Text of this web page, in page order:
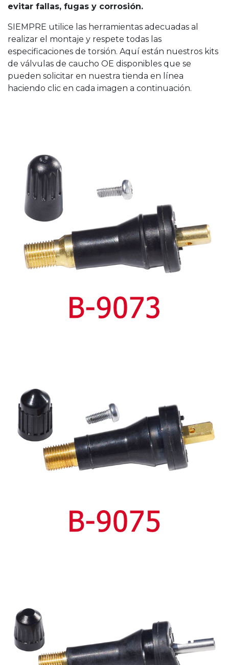
evitar fallas, fugas y corrosión.
SIEMPRE utilice las herramientas adecuadas al
realizar el montaje y respete todas las
especificaciones de torsión. Aquí están nuestros kits
de válvulas de caucho OE disponibles que se
pueden solicitar en nuestra tienda en línea
haciendo clic en cada imagen a continuación.